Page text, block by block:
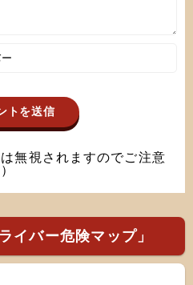
無視されますのでご注意
イバー危険マップ」